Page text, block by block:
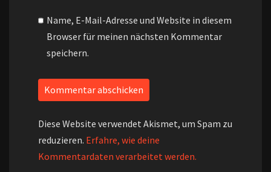
Name, E-Mail-Adresse und Website in diesem
Browser für meinen nächsten Kommentar
speichern.
Diese Website verwendet Akismet, um Spam zu
reduzieren. Erfahre, wie deine
Kommentardaten verarbeitet werden.